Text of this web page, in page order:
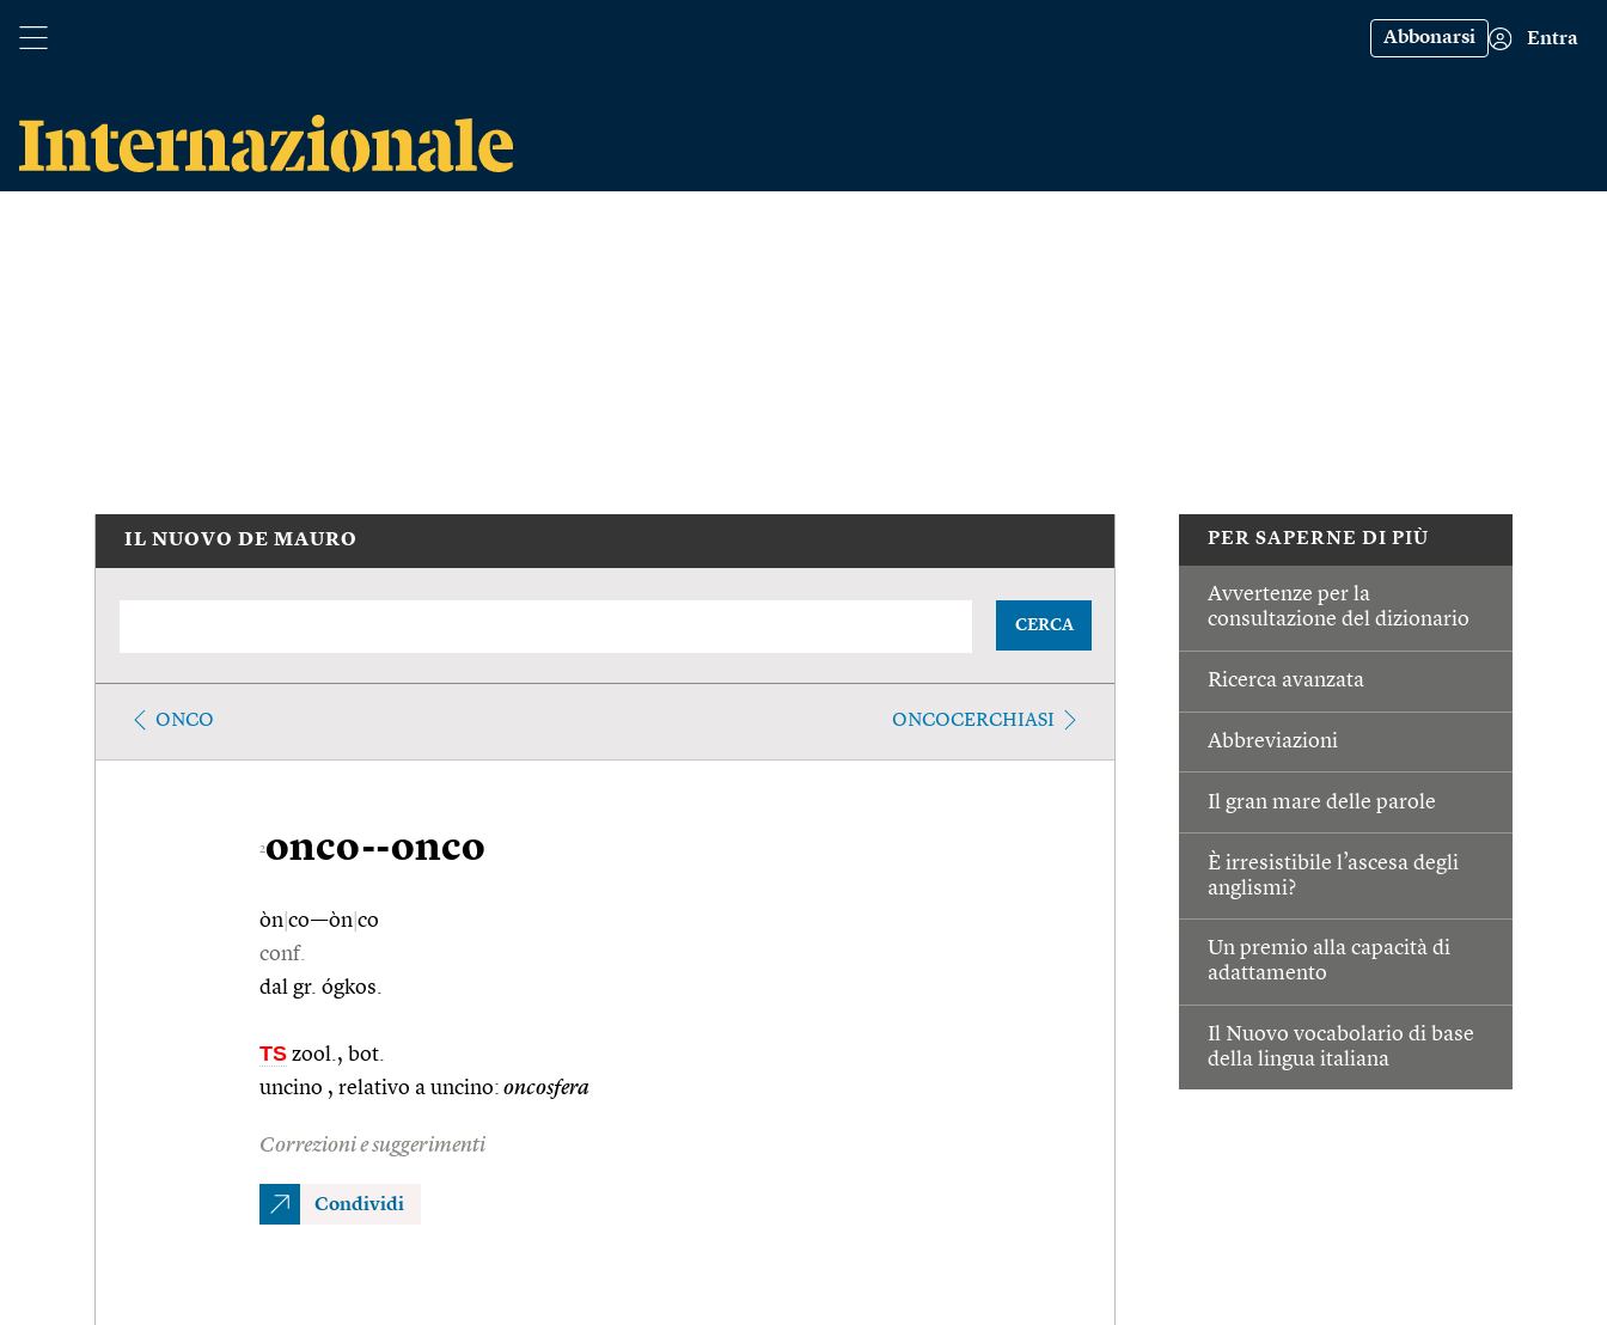
Abbonarsi Entra
PER SAPERNE DI PIÙ
Avvertenze per la
consultazione del dizionario
Ricerca avanzata
Abbreviazioni
Il gran mare delle parole
È irresistibile l’ascesa degli
anglismi?
Un premio alla capacità di
adattamento
Il Nuovo vocabolario di base
della lingua italiana
IL NUOVO DE MAURO
CERCA
ONCO ONCOCERCHIASI
2onco--onco
òn co––òn co
conf.
dal gr. ógkos.
TS zool., bot.
uncino , relativo a uncino: oncosfera
Correzioni e suggerimenti
Condividi